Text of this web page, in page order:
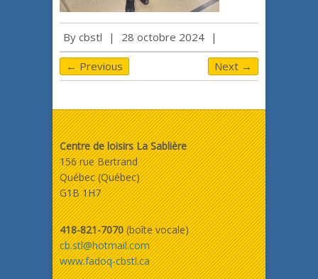
By cbstl | 28 octobre 2024 |
← Previous Next →
Centre de loisirs La Sablière
156 rue Bertrand
Québec (Québec)
G1B 1H7
418-821-7070(boîte vocale)
cb.stl@hotmail.com
www.fadoq-cbstl.ca